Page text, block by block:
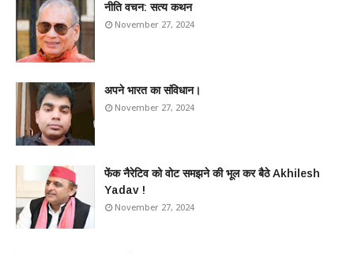
​नीति वचन: सत्य कथन
November 27, 2024
अपने भारत का संविधान।
November 27, 2024
फेंक नैरेटिव को वोट समझने की भूल कर बैठे Akhilesh
Yadav !
November 27, 2024